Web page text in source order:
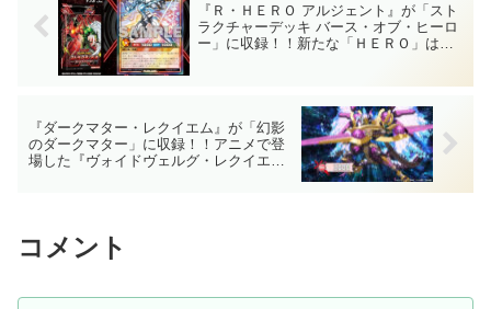
『Ｒ・ＨＥＲＯ アルジェント』が「スト
ラクチャーデッキ バース・オブ・ヒーロ
ー」に収録！！新たな「ＨＥＲＯ」はフ
い……。【遊戯王ラッシュデュエル】
『ダークマター・レクイエム』が「幻影
のダークマター」に収録！！アニメで登
場した『ヴォイドヴェルグ・レクイエ
コメント